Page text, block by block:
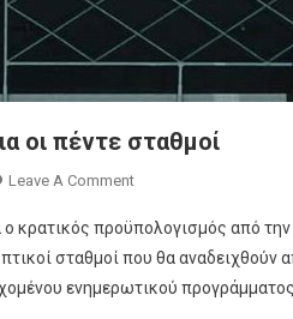
οι πέντε σταθμοί
Leave A CommentOn
Το
Δημόσιο
Για
κρατικός προϋπολογισμός από
σταθμοί που θα αναδειχθούν
ενημερωτικού